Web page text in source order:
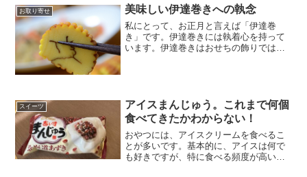
お取り寄せ 美味しい伊達巻きへの執念
私にとって、お正月と言えば「伊達巻
き」です。伊達巻きには執着心を持って
います。伊達巻きはおせちの飾りではあ
スイーツ
アイスまんじゅう。これまで何個
食べてきたかわからない！
おやつには、アイスクリームを食べるこ
とが多いです。基本的に、アイスは何で
も好きですが、特に食べる頻度が高いの